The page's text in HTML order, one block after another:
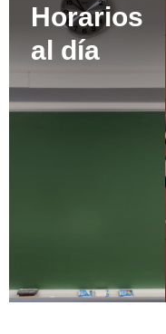
Horarios
al día